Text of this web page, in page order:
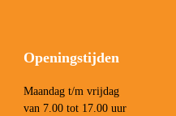
Openingstijden
Maandag t/m vrijdag
van 7.00 tot 17.00 uur